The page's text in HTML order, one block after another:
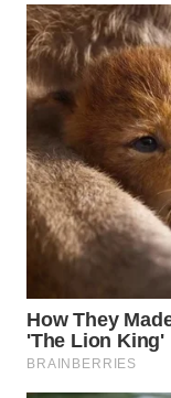
Wahana
Media
Group
WAHANA
WAHANA
TANI
WAHANA
WAHANA
INFRASTRUKTUR